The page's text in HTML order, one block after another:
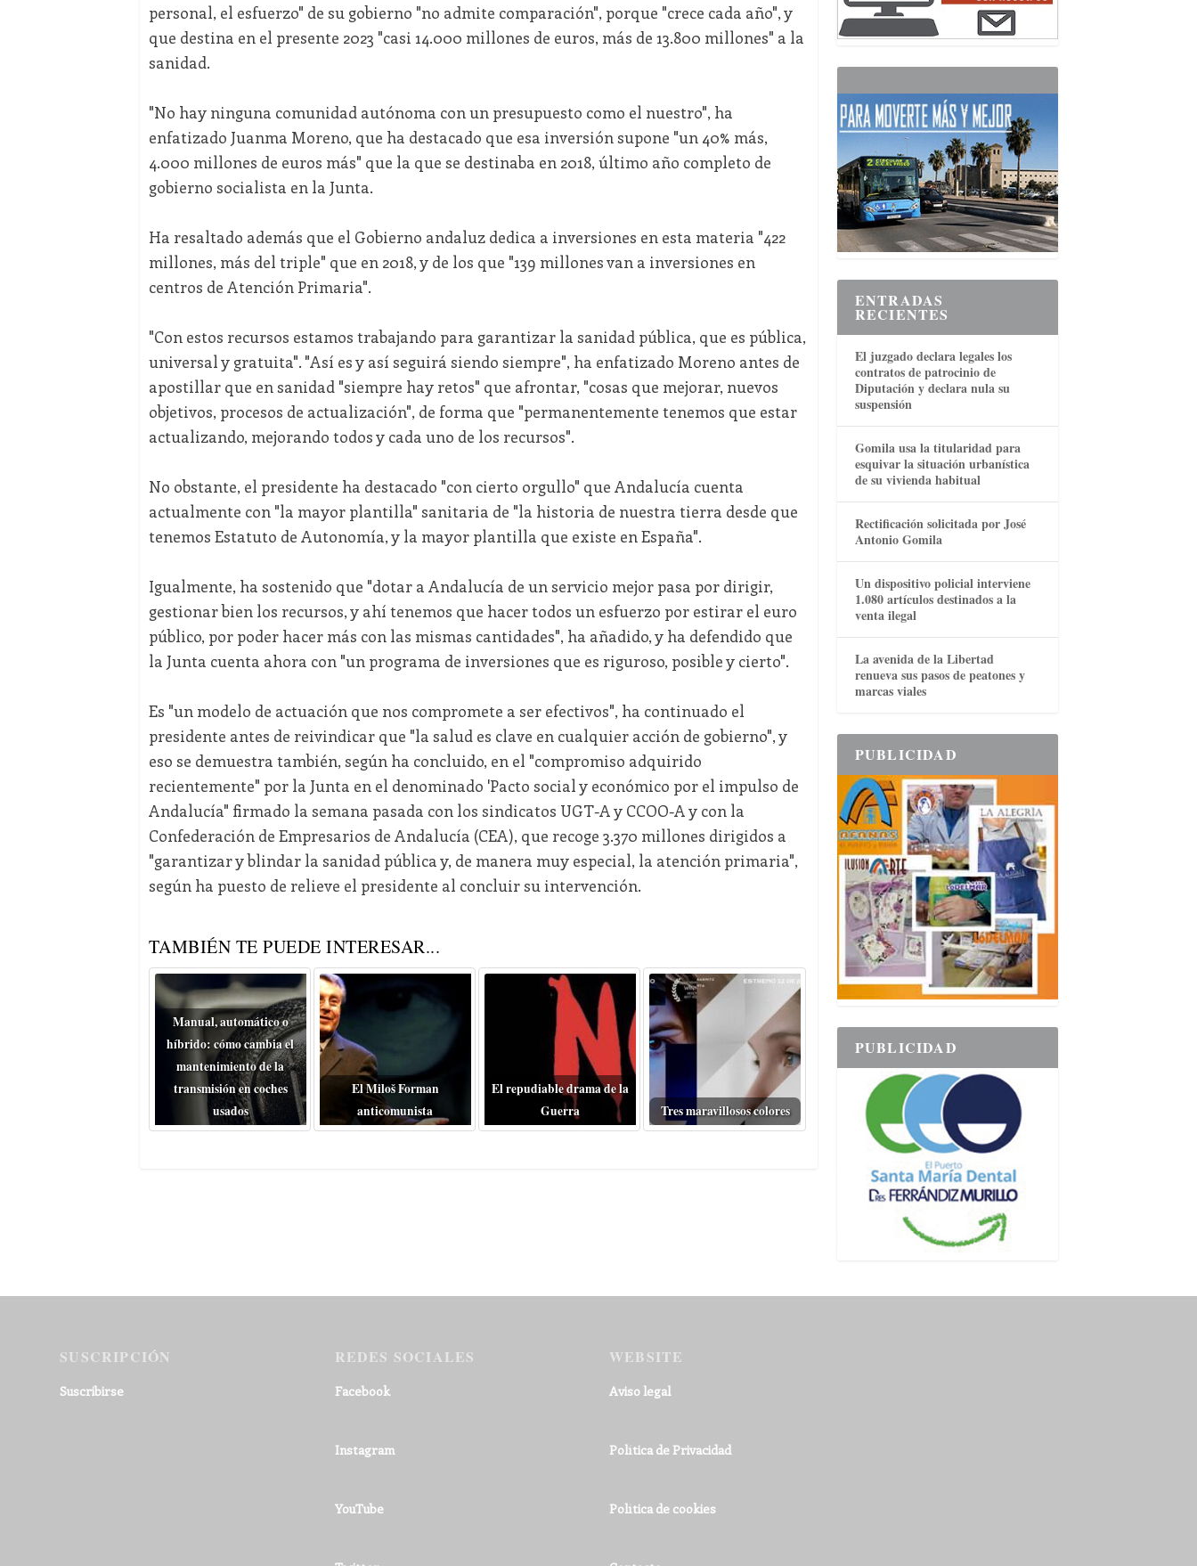
personal, el esfuerzo" de su gobierno "no admite comparación", porque "crece cada año", y
que destina en el presente 2023 "casi 14.000 millones de euros, más de 13.800 millones" a la
sanidad.
"No hay ninguna comunidad autónoma con un presupuesto como el nuestro", ha
enfatizado Juanma Moreno, que ha destacado que esa inversión supone "un 40% más,
4.000 millones de euros más" que la que se destinaba en 2018, último año completo de
gobierno socialista en la Junta.
Ha resaltado además que el Gobierno andaluz dedica a inversiones en esta materia "422
millones, más del triple" que en 2018, y de los que "139 millones van a inversiones en
centros de Atención Primaria".
"Con estos recursos estamos trabajando para garantizar la sanidad pública, que es pública,
universal y gratuita". "Así es y así seguirá siendo siempre", ha enfatizado Moreno antes de
apostillar que en sanidad "siempre hay retos" que afrontar, "cosas que mejorar, nuevos
objetivos, procesos de actualización", de forma que "permanentemente tenemos que estar
actualizando, mejorando todos y cada uno de los recursos".
No obstante, el presidente ha destacado "con cierto orgullo" que Andalucía cuenta
actualmente con "la mayor plantilla" sanitaria de "la historia de nuestra tierra desde que
tenemos Estatuto de Autonomía, y la mayor plantilla que existe en España".
Igualmente, ha sostenido que "dotar a Andalucía de un servicio mejor pasa por dirigir,
gestionar bien los recursos, y ahí tenemos que hacer todos un esfuerzo por estirar el euro
público, por poder hacer más con las mismas cantidades", ha añadido, y ha defendido que
la Junta cuenta ahora con "un programa de inversiones que es riguroso, posible y cierto".
Es "un modelo de actuación que nos compromete a ser efectivos", ha continuado el
presidente antes de reivindicar que "la salud es clave en cualquier acción de gobierno", y
eso se demuestra también, según ha concluido, en el "compromiso adquirido
recientemente" por la Junta en el denominado 'Pacto social y económico por el impulso de
Andalucía" firmado la semana pasada con los sindicatos UGT-A y CCOO-A y con la
Confederación de Empresarios de Andalucía (CEA), que recoge 3.370 millones dirigidos a
"garantizar y blindar la sanidad pública y, de manera muy especial, la atención primaria",
según ha puesto de relieve el presidente al concluir su intervención.
TAMBIÉN TE PUEDE INTERESAR...
Manual, automático o
híbrido: cómo cambia el
mantenimiento de la
transmisión en coches
usados
El Miloš Forman
anticomunista
El repudiable drama de la
Guerra
Tres maravillosos colores
ENTRADAS
RECIENTES
El juzgado declara legales los
contratos de patrocinio de
Diputación y declara nula su
suspensión
Gomila usa la titularidad para
esquivar la situación urbanística
de su vivienda habitual
Rectificación solicitada por José
Antonio Gomila
Un dispositivo policial interviene
1.080 artículos destinados a la
venta ilegal
La avenida de la Libertad
renueva sus pasos de peatones y
marcas viales
PUBLICIDAD
PUBLICIDAD
SUSCRIPCIÓN
Suscribirse
REDES SOCIALES
Facebook
Instagram
YouTube
WEBSITE
Aviso legal
Política de Privacidad
Política de cookies